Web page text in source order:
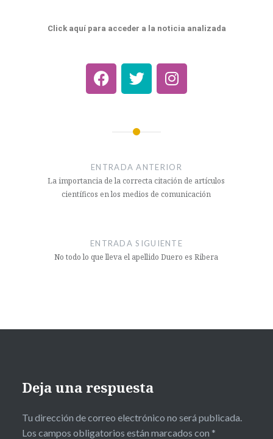
Click aquí para acceder a la noticia analizada
ENTRADA ANTERIOR
La importancia de la correcta citación de artículos
científicos en los medios de comunicación
ENTRADA SIGUIENTE
No todo lo que lleva el apellido Duero es Ribera
Deja una respuesta
Tu dirección de correo electrónico no será publicada.
Los campos obligatorios están marcados con *